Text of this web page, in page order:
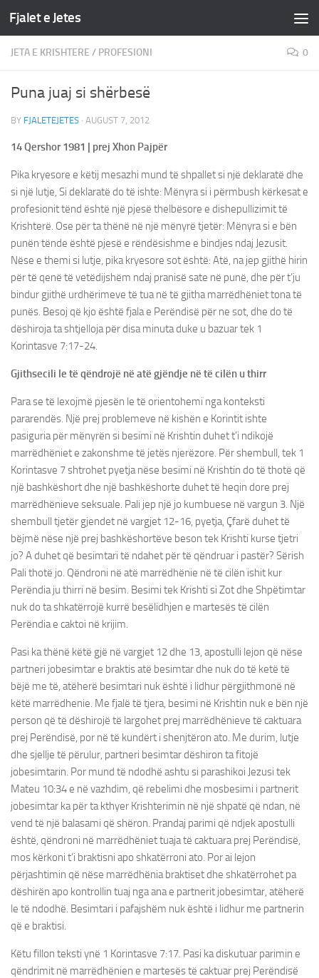
Skip to content
Fjalet e Jetes
JETA E KRISHTERE / PROFESIONI 0
Puna juaj si shërbesë
BY FJALETEJETES · AUGUST 7, 2012
14 Qershor 1981 | prej Xhon Pajpër
Pika kryesore e këtij mesazhi mund të shpallet si një deklaratë dhe
si një lutje, Si deklaratë do të ishte: Mënyra si i përmbush kërkesat e
profesionit tënd është një pjesë thelbësore e dishepullizimit të
Krishterë. Ose për ta thënë në një mënyrë tjetër: Mënyra si e bën
punën tënde është pjesë e rëndësishme e bindjes ndaj Jezusit.
Nëse e themi si lutje, pika kryesore sot është: Atë, na jep gjithë hirin
për të qenë të vetëdijshëm ndaj pranisë sate në punë, dhe për t’ju
bindur gjithë urdhërimeve të tua në të gjitha marrëdhëniet tona të
punës. Besoj që kjo është fjala e Perëndisë për ne sot, dhe do të
dëshiroja ta shtjelloja për disa minuta duke u bazuar tek 1
Korintasve 7:17-24.
Gjithsecili le të qëndrojë në atë gjëndje në të cilën u thirr
Para se të lexojmë pjesën le të orientohemi nga konteksti
pararendës. Një prej problemeve në kishën e Korintit ishte
pasiguria për mënyrën si besimi në Krishtin duhet t’i ndikojë
marrëdhëniet e zakonshme të jetës njerëzore. Për shembull, tek 1
Korintasve 7 shtrohet pyetja nëse besimi në Krishtin do të thotë që
një bashkëshort dhe një bashkëshorte duhet të heqin dore prej
marrëdhënieve seksuale. Pali jep një jo kumbuese në vargun 3. Një
shembull tjetër gjendet në vargjet 12-16, pyetja, Çfarë duhet të
bëjmë nëse një prej bashkëshortëve beson tek Krishti kurse tjetri
jo? A duhet që besimtari të ndahet për të qëndruar i pastër? Sërish
Pali thotë jo. Qëndroni në atë marrëdhënie në të cilën ishit kur
Perëndia ju thirri në besim. Besimi tek Krishti si Zot dhe Shpëtimtar
nuk do ta shkatërrojë kurrë besëlidhjen e martesës të cilën
Perëndia e caktoi në krijim.
Pasi ka thënë këtë gjë në vargjet 12 dhe 13, apostulli lejon që nëse
partneri jobesimtar e braktis atë besimtar dhe nuk do të ketë të
bëjë me të, atëherë besimtari nuk është i lidhur përgjithmonë në
këtë marrëdhenie. Me fjalë të tjera, besimi në Krishtin nuk e bën një
person që të dëshirojë të largohet prej marrëdhënieve të caktuara
prej Perëndisë, por në të kundërt i shenjtëron ato. Me durim, lutje
dhe sjellje të përulur, partneri besimtar dëshiron ta fitojë
jobesimtarin. Por mund të ndodhë ashtu si parashikoi Jezusi tek
Mateu 10:34 e në vazhdim, që rebelimi dhe mosbesimi i partnerit
jobesimtar ka për ta kthyer Krishterimin në një shpatë që ndan, në
vend të një balasami që shëron. Prandaj parimi që ndjek apostulli
është, qëndroni në marrëdhëniet tuaja të caktuara prej Perëndisë,
mos kërkoni t’i braktisni apo shkatërroni ato. Por ai lejon
përjashtimin që nëse marrëdhënia braktiset dhe shkatërrohet pa
dëshirën apo kontrollin tuaj nga ana e partnerit jobesimtar, atëherë
le të ndodhë. Besimtari i pafajshëm nuk është i lidhur me partnerin
që e braktisi.
Këtu fillon teksti ynë 1 Korintasve 7:17. Pasi ka diskutuar parimin e
qëndrimit në marrëdhënien e martesës të caktuar prej Perëndisë